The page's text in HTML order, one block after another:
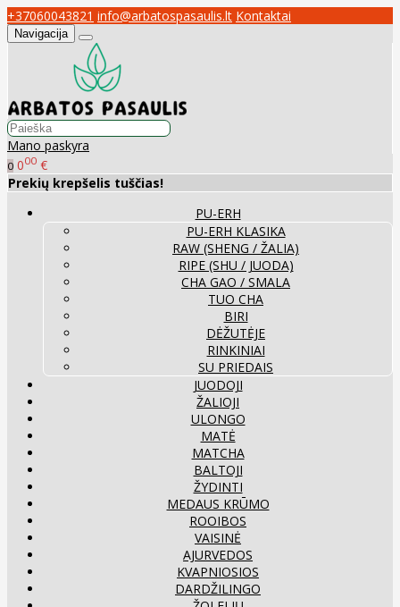
+37060043821 info@arbatospasaulis.lt Kontaktai
Navigacija
Mano paskyra
0 000 €
Prekių krepšelis tuščias!
PU-ERH
PU-ERH KLASIKA
RAW (SHENG / ŽALIA)
RIPE (SHU / JUODA)
CHA GAO / SMALA
TUO CHA
BIRI
DĖŽUTĖJE
RINKINIAI
SU PRIEDAIS
JUODOJI
ŽALIOJI
ULONGO
MATĖ
MATCHA
BALTOJI
ŽYDINTI
MEDAUS KRŪMO
ROOIBOS
VAISINĖ
AJURVEDOS
KVAPNIOSIOS
DARDŽILINGO